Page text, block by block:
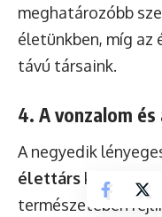
meghatározóbb
életünkben, míg az
távú társaink.
4. A vonzalom
A negyedik
élettárs között a
természetében